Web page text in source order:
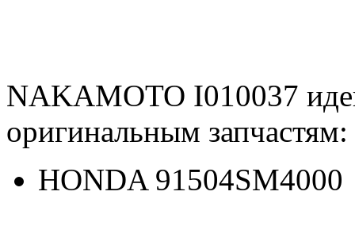
NAKAMOTO I010037
оригинальным запчастям:
HONDA 91504SM4000